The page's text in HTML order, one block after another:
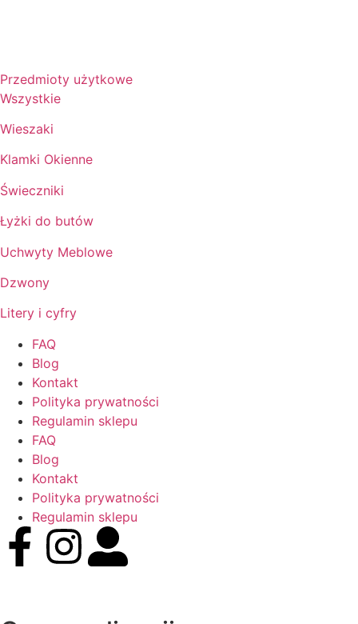
Przedmioty użytkowe
Wszystkie
Wieszaki
Klamki Okienne
Świeczniki
Łyżki do butów
Uchwyty Meblowe
Dzwony
Litery i cyfry
FAQ
Blog
Kontakt
Polityka prywatności
Regulamin sklepu
FAQ
Blog
Kontakt
Polityka prywatności
Regulamin sklepu